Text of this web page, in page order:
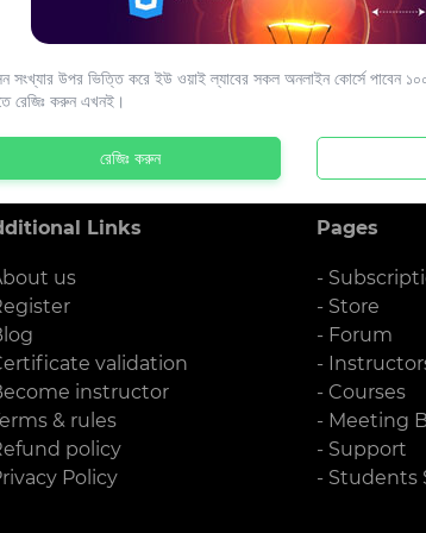
Links
us
validation
instructor
& rules
policy
Policy
Pages
-
- Store
- Forum
-
- Courses
- Meeting
- Support
- Students
সংখ্যার উপর ভিত্তি করে ইউ ওয়াই ল্যাবের সকল অনলাইন কোর্সে পাবেন
রেজিঃ করুন এখনই।
রেজিঃ করুন